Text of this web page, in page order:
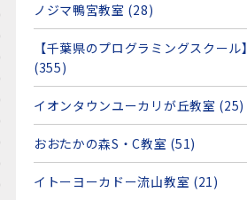
ノジマ鴨宮教室 (28)
【千葉県のプログラミングスクール】
(355)
イオンタウンユーカリが丘教室 (25)
おおたかの森S・C教室 (51)
イトーヨーカドー流山教室 (21)